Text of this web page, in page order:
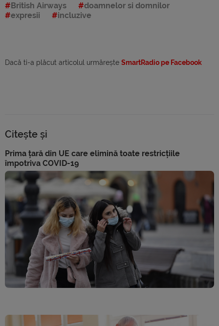
British Airways
doamnelor si domnilor
expresii
incluzive
Dacă ti-a plăcut articolul urmărește SmartRadio pe Facebook
Citește și
Prima țară din UE care elimină toate restricțiile
împotriva COVID-19